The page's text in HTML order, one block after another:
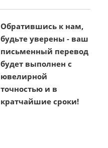
Обратившись к нам,
будьте уверены - ваш
письменный перевод
будет выполнен с
ювелирной
точностью и в
кратчайшие сроки!